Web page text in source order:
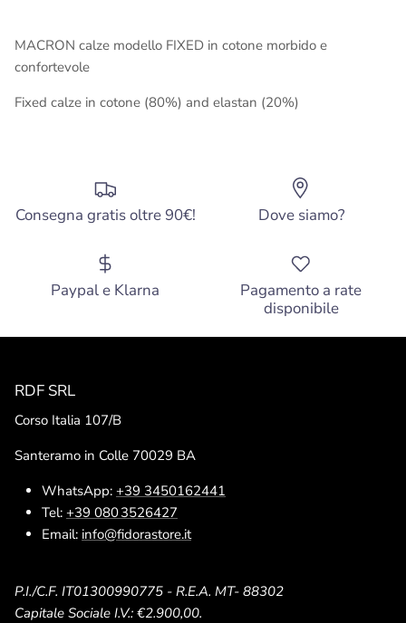
MACRON calze modello FIXED in cotone morbido e
confortevole
Fixed calze in cotone (80%) and elastan (20%)
Consegna gratis oltre 90€! Dove siamo?
Paypal e Klarna
Pagamento a rate
disponibile
RDF SRL
Corso Italia 107/B
Santeramo in Colle 70029 BA
WhatsApp: +39 3450162441
Tel: +39 080 3526427
Email: info@fidorastore.it
P.I./C.F. IT01300990775 - R.E.A. MT- 88302
Capitale Sociale I.V.: €2.900,00.